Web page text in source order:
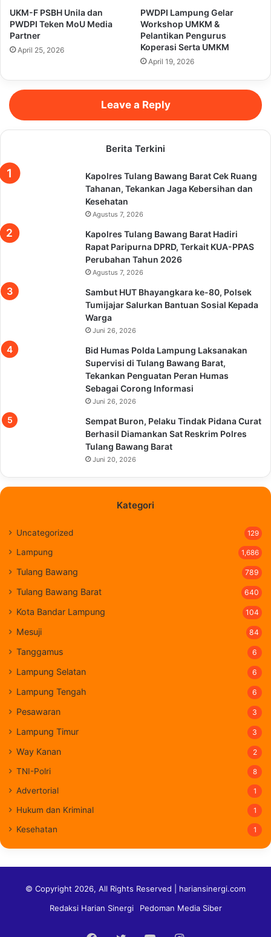
UKM-F PSBH Unila dan
PWDPI Teken MoU Media
Partner
April 25, 2026
PWDPI Lampung Gelar
Workshop UMKM &
Pelantikan Pengurus
Koperasi Serta UMKM
April 19, 2026
Leave a Reply
Berita Terkini
Kapolres Tulang Bawang Barat Cek Ruang
Tahanan, Tekankan Jaga Kebersihan dan
Kesehatan
Agustus 7, 2026
Kapolres Tulang Bawang Barat Hadiri
Rapat Paripurna DPRD, Terkait KUA-PPAS
Perubahan Tahun 2026
Agustus 7, 2026
Sambut HUT Bhayangkara ke-80, Polsek
Tumijajar Salurkan Bantuan Sosial Kepada
Warga
Juni 26, 2026
Bid Humas Polda Lampung Laksanakan
Supervisi di Tulang Bawang Barat,
Tekankan Penguatan Peran Humas
Sebagai Corong Informasi
Juni 26, 2026
Sempat Buron, Pelaku Tindak Pidana Curat
Berhasil Diamankan Sat Reskrim Polres
Tulang Bawang Barat
Juni 20, 2026
Kategori
Uncategorized 129
Lampung 1,686
Tulang Bawang 789
Tulang Bawang Barat 640
Kota Bandar Lampung 104
Mesuji 84
Tanggamus 6
Lampung Selatan 6
Lampung Tengah 6
Pesawaran 3
Lampung Timur 3
Way Kanan 2
TNI-Polri 8
Advertorial 1
Hukum dan Kriminal 1
Kesehatan 1
© Copyright 2026, All Rights Reserved | hariansinergi.com
Redaksi Harian Sinergi
Pedoman Media Siber